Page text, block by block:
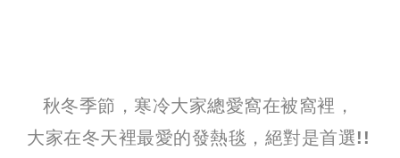
秋冬季節，寒冷大家總愛窩在被窩裡，
大家在冬天裡最愛的發熱毯，絕對是首選!!